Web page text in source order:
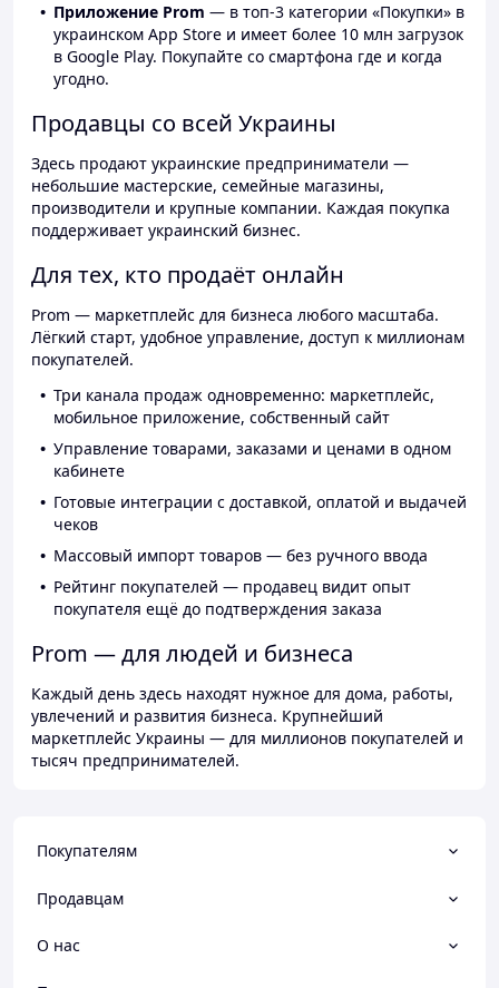
Приложение Prom — в топ-3 категории «Покупки» в
украинском App Store и имеет более 10 млн загрузок
в Google Play. Покупайте со смартфона где и когда
угодно.
Продавцы со всей Украины
Здесь продают украинские предприниматели —
небольшие мастерские, семейные магазины,
производители и крупные компании. Каждая покупка
поддерживает украинский бизнес.
Для тех, кто продаёт онлайн
Prom — маркетплейс для бизнеса любого масштаба.
Лёгкий старт, удобное управление, доступ к миллионам
покупателей.
Три канала продаж одновременно: маркетплейс,
мобильное приложение, собственный сайт
Управление товарами, заказами и ценами в одном
кабинете
Готовые интеграции с доставкой, оплатой и выдачей
чеков
Массовый импорт товаров — без ручного ввода
Рейтинг покупателей — продавец видит опыт
покупателя ещё до подтверждения заказа
Prom — для людей и бизнеса
Каждый день здесь находят нужное для дома, работы,
увлечений и развития бизнеса. Крупнейший
маркетплейс Украины — для миллионов покупателей и
тысяч предпринимателей.
Покупателям
Продавцам
О нас